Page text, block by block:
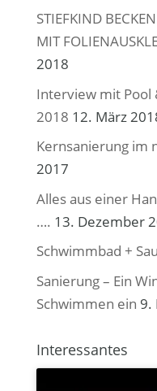
STIEFKIND
MIT
2018
Interview mit Pool
2018 12. März
Kernsanierung im
2017
Alles aus einer
…. 13. Dezember
Schwimmbad +
Sanierung – Ein
Schwimmen ein 9.
Interessantes